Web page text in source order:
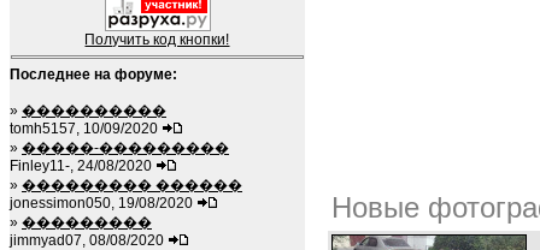
Получить код кнопки!
Последнее на форуме:
» ����������
tomh5157, 10/09/2020
» �����-���������
Finley11-, 24/08/2020
» ��������� ������
jonessimon050, 19/08/2020
» ���������
jimmyad07, 08/08/2020
Новые